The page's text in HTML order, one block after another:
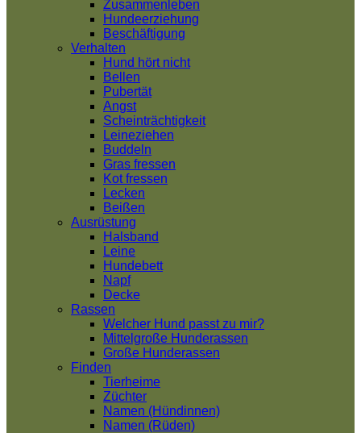
Zusammenleben
Hundeerziehung
Beschäftigung
Verhalten
Hund hört nicht
Bellen
Pubertät
Angst
Scheinträchtigkeit
Leineziehen
Buddeln
Gras fressen
Kot fressen
Lecken
Beißen
Ausrüstung
Halsband
Leine
Hundebett
Napf
Decke
Rassen
Welcher Hund passt zu mir?
Mittelgroße Hunderassen
Große Hunderassen
Finden
Tierheime
Züchter
Namen (Hündinnen)
Namen (Rüden)